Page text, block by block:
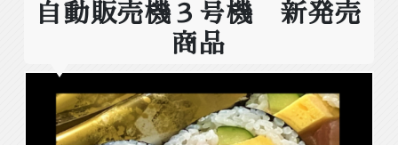
自動販売機３号機 新発売
商品